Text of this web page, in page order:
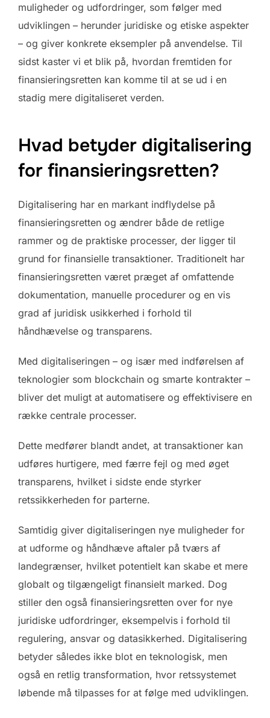
muligheder og udfordringer, som følger med
udviklingen – herunder juridiske og etiske aspekter
– og giver konkrete eksempler på anvendelse. Til
sidst kaster vi et blik på, hvordan fremtiden for
finansieringsretten kan komme til at se ud i en
stadig mere digitaliseret verden.
Hvad betyder digitalisering
for finansieringsretten?
Digitalisering har en markant indflydelse på
finansieringsretten og ændrer både de retlige
rammer og de praktiske processer, der ligger til
grund for finansielle transaktioner. Traditionelt har
finansieringsretten været præget af omfattende
dokumentation, manuelle procedurer og en vis
grad af juridisk usikkerhed i forhold til
håndhævelse og transparens.
Med digitaliseringen – og især med indførelsen af
teknologier som blockchain og smarte kontrakter –
bliver det muligt at automatisere og effektivisere en
række centrale processer.
Dette medfører blandt andet, at transaktioner kan
udføres hurtigere, med færre fejl og med øget
transparens, hvilket i sidste ende styrker
retssikkerheden for parterne.
Samtidig giver digitaliseringen nye muligheder for
at udforme og håndhæve aftaler på tværs af
landegrænser, hvilket potentielt kan skabe et mere
globalt og tilgængeligt finansielt marked. Dog
stiller den også finansieringsretten over for nye
juridiske udfordringer, eksempelvis i forhold til
regulering, ansvar og datasikkerhed. Digitalisering
betyder således ikke blot en teknologisk, men
også en retlig transformation, hvor retssystemet
løbende må tilpasses for at følge med udviklingen.